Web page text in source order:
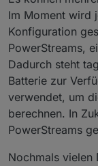
Im Moment wird
Konfiguration
PowerStreams,
Dadurch steht
Batterie zur
verwendet, um
berechnen. In
PowerStreams
Nochmals vielen